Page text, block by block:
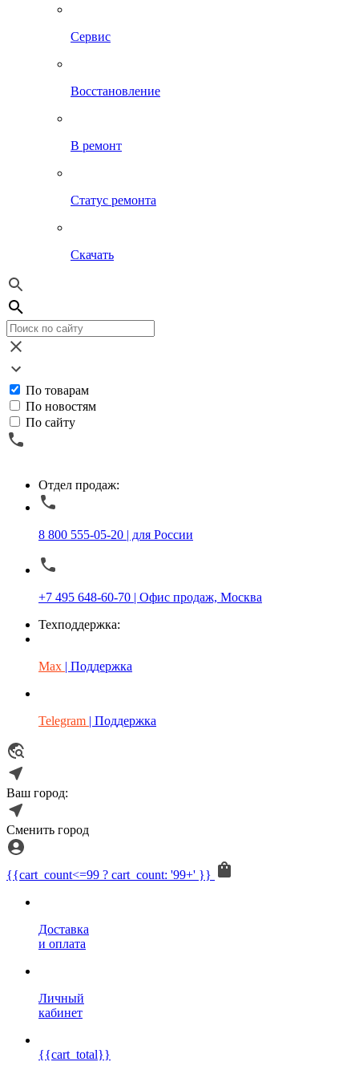
Сервис
Восстановление
В ремонт
Статус ремонта
Скачать
По товарам
По новостям
По сайту
Отдел продаж:
8 800 555-05-20 | для России
+7 495 648-60-70 | Офис продаж, Москва
Техподдержка:
Max | Поддержка
Telegram | Поддержка
Ваш город:
Сменить город
{{cart_count<=99 ? cart_count: '99+' }}
Доставка
и оплата
Личный
кабинет
{{cart_total}}